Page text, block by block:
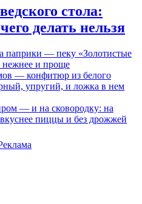
стола:
делать нельзя
паприки — пеку «Золотистые
нежнее и проще
— конфитюр из белого
упругий, и ложка в нем
— и на сковородку: на
пиццы и без дрожжей